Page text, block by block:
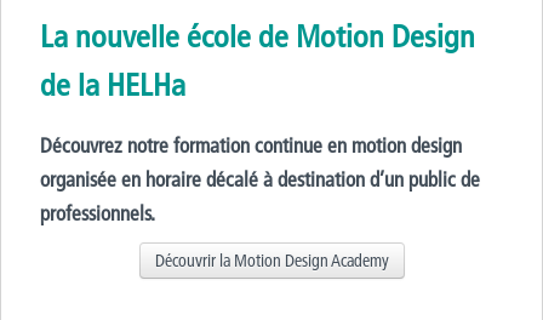
La nouvelle école de Motion Design
de la HELHa
Découvrez notre formation continue en motion design
organisée en horaire décalé à destination d’un public de
professionnels.
Découvrir la Motion Design Academy